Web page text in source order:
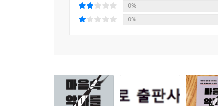
0%
0%